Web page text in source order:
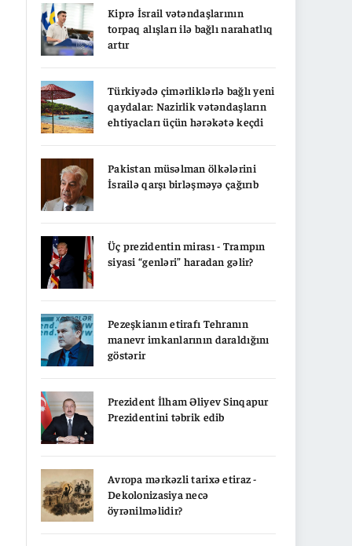
Kiprə İsrail vətəndaşlarının
torpaq alışları ilə bağlı narahatlıq
artır
Türkiyədə çimərliklərlə bağlı yeni
qaydalar: Nazirlik vətəndaşların
ehtiyacları üçün hərəkətə keçdi
Pakistan müsəlman ölkələrini
İsrailə qarşı birləşməyə çağırıb
Üç prezidentin mirası - Trampın
siyasi “genləri” haradan gəlir?
Pezeşkianın etirafı Tehranın
manevr imkanlarının daraldığını
göstərir
Prezident İlham Əliyev Sinqapur
Prezidentini təbrik edib
Avropa mərkəzli tarixə etiraz -
Dekolonizasiya necə
öyrənilməlidir?